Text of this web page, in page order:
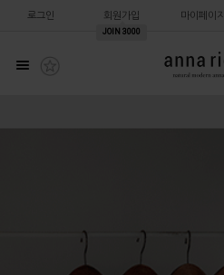
로그인 회원가입
JOIN 3000
마이페이지